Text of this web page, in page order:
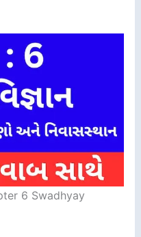
6 Swadhyay